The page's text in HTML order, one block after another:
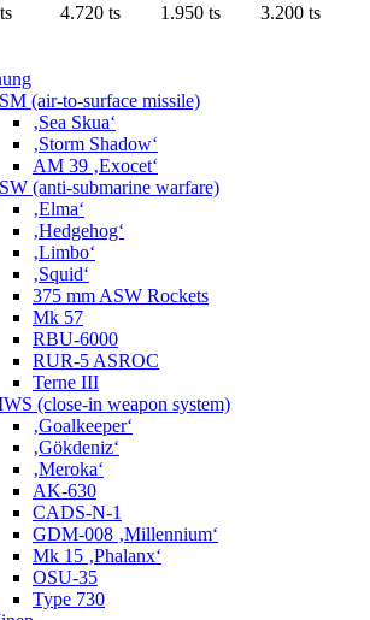
4.720 ts 1.950 ts 3.200 ts
(air-to-surface missile)
‚Sea Skua‘
‚Storm Shadow‘
AM 39 ‚Exocet‘
(anti-submarine warfare)
‚Elma‘
‚Hedgehog‘
‚Limbo‘
‚Squid‘
375 mm ASW Rockets
Mk 57
RBU-6000
RUR-5 ASROC
Terne III
(close-in weapon system)
‚Goalkeeper‘
‚Gökdeniz‘
‚Meroka‘
AK-630
CADS-N-1
GDM-008 ‚Millennium‘
Mk 15 ‚Phalanx‘
OSU-35
Type 730